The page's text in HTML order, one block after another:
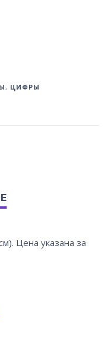
, ЦИФРЫ
Цена указана за